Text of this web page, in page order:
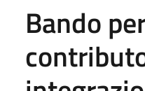
Bando